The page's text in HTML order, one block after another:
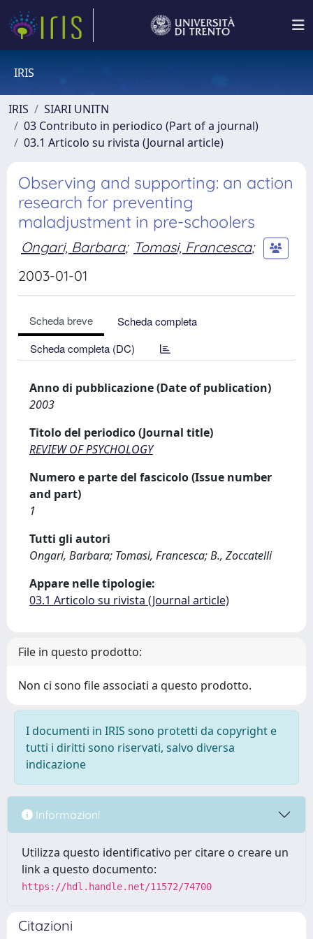
IRIS
IRIS
SIARI UNITN
03 Contributo in periodico (Part of a journal)
03.1 Articolo su rivista (Journal article)
Observing and supporting: an action
research for preventing
maladjustment in pre-schoolers
Ongari, Barbara; Tomasi, Francesca;
2003-01-01
Scheda breve
Scheda completa
Scheda completa (DC)
Anno di pubblicazione (Date of publication)
2003
Titolo del periodico (Journal title)
REVIEW OF PSYCHOLOGY
Numero e parte del fascicolo (Issue number
and part)
1
Tutti gli autori
Ongari, Barbara; Tomasi, Francesca; B., Zoccatelli
Appare nelle tipologie:
03.1 Articolo su rivista (Journal article)
File in questo prodotto:
Non ci sono file associati a questo prodotto.
I documenti in IRIS sono protetti da copyright e
tutti i diritti sono riservati, salvo diversa
indicazione
Informazioni
Utilizza questo identificativo per citare o creare un
link a questo documento:
https://hdl.handle.net/11572/74700
Citazioni